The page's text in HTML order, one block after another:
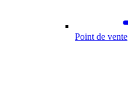
Point de vente